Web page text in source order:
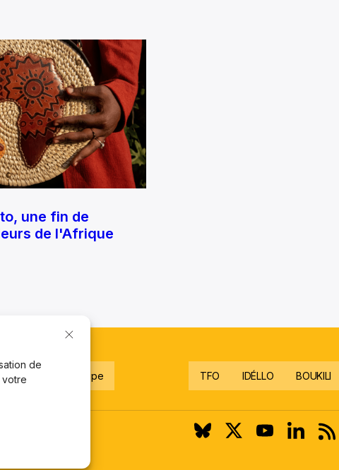
de
votre
une fin de
de l'Afrique
notre équipe TFO IDÉLLO BOUKILI